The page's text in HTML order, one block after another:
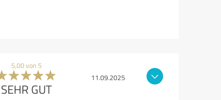
5,00 von 5
SEHR GUT
11.09.2025